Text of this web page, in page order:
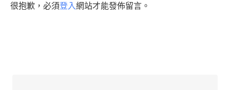
很抱歉，必須登入網站才能發佈留言。